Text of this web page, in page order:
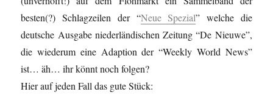
besten(?) Schlagzeilen der “Neue Spezial” welche die
deutsche Ausgabe niederländischen Zeitung “De Nieuwe”,
die wiederum eine Adaption der “Weekly World News”
ist… äh… ihr könnt noch folgen?
Hier auf jeden Fall das gute Stück: